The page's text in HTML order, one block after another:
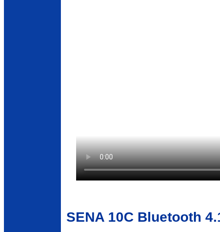
SENA 10C Bluetooth